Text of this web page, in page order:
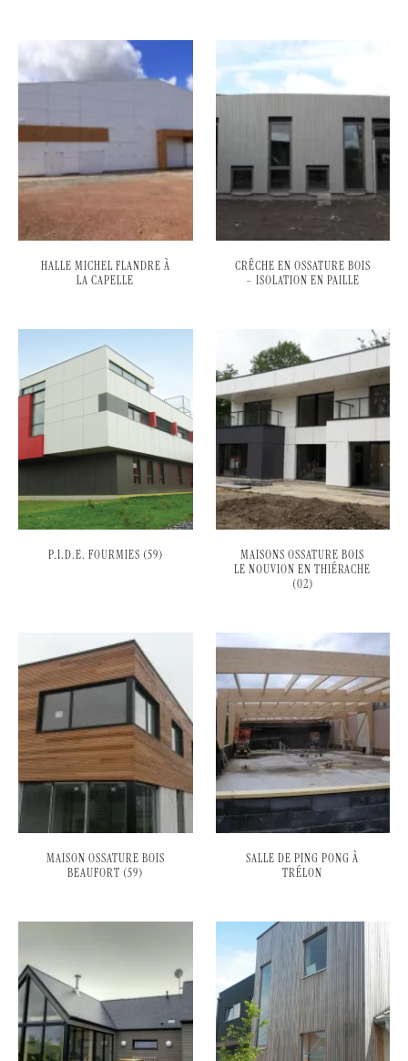
HALLE MICHEL FLANDRE À
LA CAPELLE
CRÊCHE EN OSSATURE BOIS
– ISOLATION EN PAILLE
P.I.D.E. FOURMIES (59)
MAISONS OSSATURE BOIS
LE NOUVION EN THIÉRACHE
(02)
MAISON OSSATURE BOIS
BEAUFORT (59)
SALLE DE PING PONG À
TRÉLON